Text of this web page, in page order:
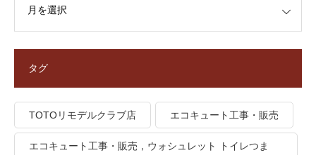
タグ
TOTOリモデルクラブ店 エコキュート工事・販売
エコキュート工事・販売，ウォシュレット トイレつま